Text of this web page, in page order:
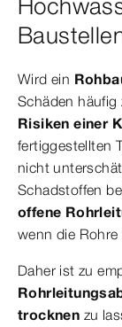
Wird ein
Schäden häufig
Risiken einer
fertiggestellten
nicht
Schadstoffen
offene
wenn die
Daher ist zu
trocknen zu